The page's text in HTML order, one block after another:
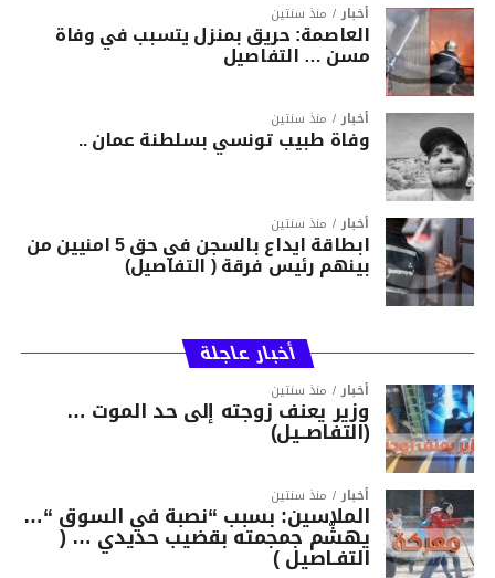
أخبار منذ سنتين
العاصمة: حريق بمنزل يتسبب في وفاة
مسن … التفاصيل
أخبار منذ سنتين
وفاة طبيب تونسي بسلطنة عمان ..
أخبار منذ سنتين
ابطاقة ايداع بالسجن في حق 5 امنيين من
بينهم رئيس فرقة ( التفاصيل)
أخبار عاجلة
أخبار منذ سنتين
وزير يعنف زوجته إلى حد الموت …
(التفاصــيل)
أخبار منذ سنتين
الملاسين: بسبب “نصبة في السوق “…
يهشّم جمجمته بقضيب حديدي … (
التفـاصيل )